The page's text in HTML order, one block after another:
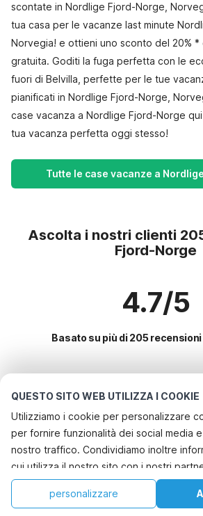
QUESTO SITO WEB UTILIZZA I COOKIE
Utilizziamo i cookie per personalizzare
per fornire funzionalità dei social media
nostro traffico. Condividiamo inoltre
cui utilizza il nostro sito con i nostri
analisi dei dati web, pubblicità e social
potrebbero combinarle con altre
personalizzare
scontate in Nordlige Fjord-Norge,
tua casa per le vacanze last minute
Norvegia! e ottieni uno sconto del 20% *
gratuita. Goditi la fuga perfetta con le
fuori di Belvilla, perfette per le tue
pianificati in Nordlige Fjord-Norge,
case vacanza a Nordlige Fjord-Norge
tua vacanza perfetta oggi stesso!
Tutte le case vacanze a
Ascolta i nostri clienti
Fjord-Norge
4.7/5
Basato su più di 205 recensioni
Le destinazioni più popolari
vacanze
Servizi più popolari per le vacanze in
Casa vacanze con barbecue
Casa vacanze sul lago
Casa vacanze a misura di bambino
Le migliori regioni con i migliori servizi
Casa vacanze sul lago sverige
Casa vacanze con barbecue nordlige-fjord-
Città con i migliori servizi per le vacanze
Casa Lista dei desideri